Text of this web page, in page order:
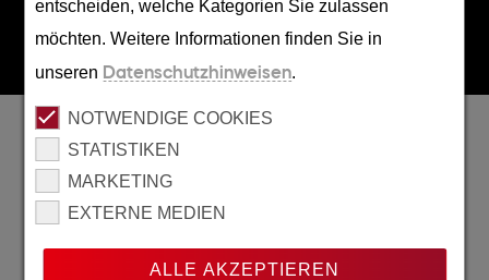
Wir sind ausgezeichnet
entscheiden, welche Kategorien Sie zulassen
möchten. Weitere Informationen finden Sie in
unseren Datenschutzhinweisen.
NOTWENDIGE COOKIES
STATISTIKEN
MARKETING
EXTERNE MEDIEN
ALLE AKZEPTIEREN